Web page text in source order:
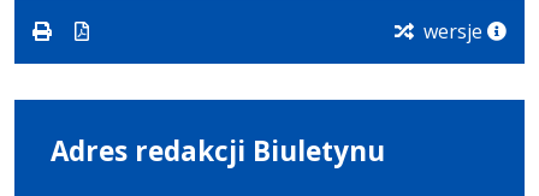
wersje
Adres redakcji Biuletynu